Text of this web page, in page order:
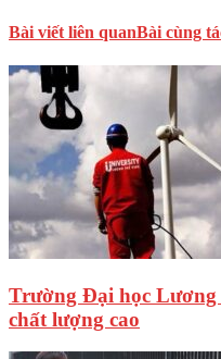
Bài viết liên quanBài cùng
Trường Đại học Lương
chất lượng cao